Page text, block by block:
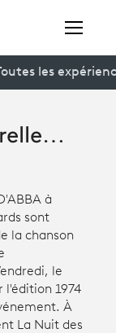
les
à
sont
la chanson
le
l'édition 1974
À
La Nuit des